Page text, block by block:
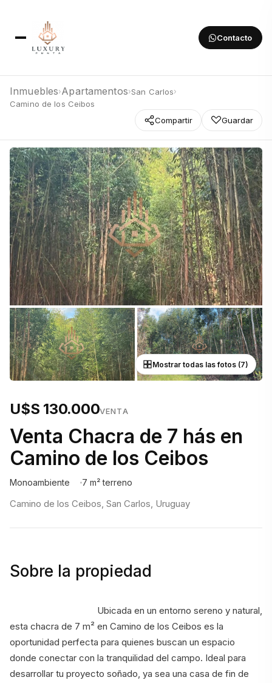
Contacto
Inmuebles›Apartamentos›San Carlos›
Camino de los Ceibos
Compartir
Guardar
Mostrar todas las fotos (7)
U$S 130.000VENTA
Venta Chacra de 7 hás en
Camino de los Ceibos
Monoambiente 7 m² terreno
Camino de los Ceibos, San Carlos, Uruguay
Sobre la propiedad
esta chacra de 7 m² en Camino de los Ceibos es la
oportunidad perfecta para quienes buscan un espacio
donde conectar con la tranquilidad del campo. Ideal para
desarrollar tu proyecto soñado, ya sea una casa de fin de